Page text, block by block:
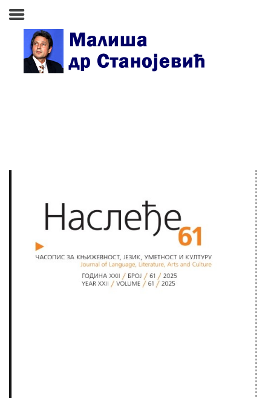
Почетна страна
Press clipping
Сећања, људи, догађаји
Контакт